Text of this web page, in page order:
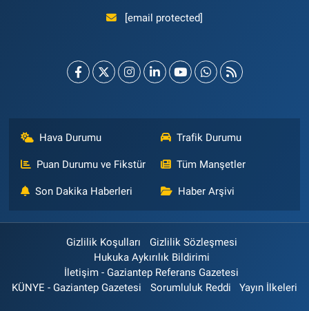
[email protected]
Hava Durumu Trafik Durumu
Puan Durumu ve Fikstür Tüm Manşetler
Son Dakika Haberleri Haber Arşivi
Gizlilik Koşulları
Gizlilik Sözleşmesi
Hukuka Aykırılık Bildirimi
İletişim - Gaziantep Referans Gazetesi
KÜNYE - Gaziantep Gazetesi
Sorumluluk Reddi Yayın İlkeleri